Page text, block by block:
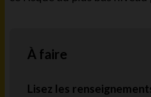
À faire
Lisez les